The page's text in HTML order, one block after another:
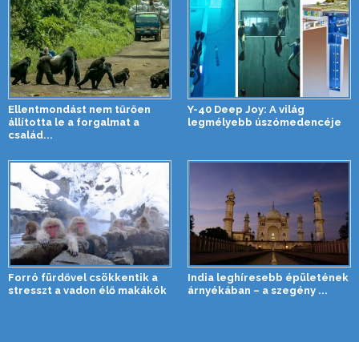
Ellentmondást nem tűrően
állította le a forgalmat a
család...
Y-40 Deep Joy: A világ
legmélyebb úszómedencéje
Forró fürdővel csökkentik a
stresszt a vadon élő makákók
India leghíresebb épületének
árnyékában – a szegény ...